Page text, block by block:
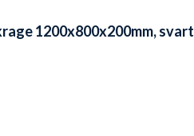
1200x800x200mm, svart